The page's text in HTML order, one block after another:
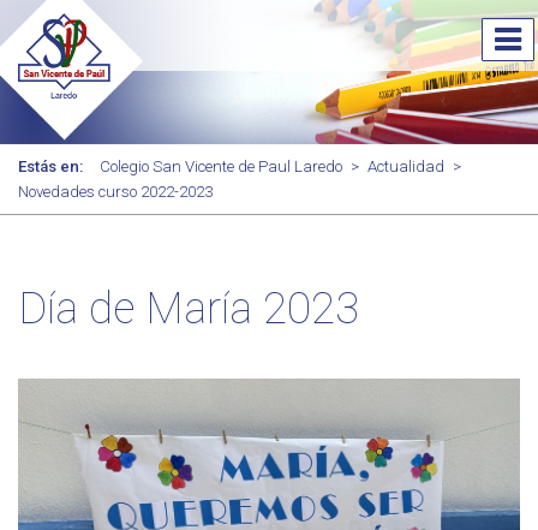
Estás en: Colegio San Vicente de Paul Laredo > Actualidad >
Novedades curso 2022-2023
Día de María 2023